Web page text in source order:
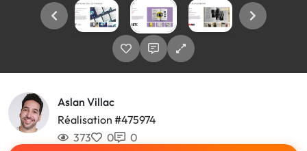
Aslan Villac
Réalisation #475974
373
0
0